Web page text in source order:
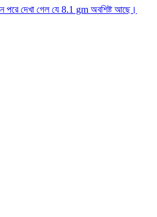
পরে দেখা গেল যে 8.1 gm অবশিষ্ট আছে।